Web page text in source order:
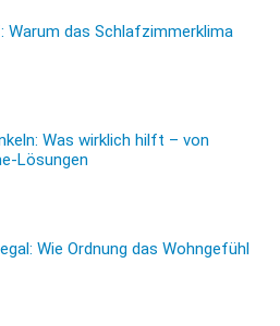
das Schlafzimmerklima
Was wirklich hilft – von
Lösungen
Wie Ordnung das Wohngefühl